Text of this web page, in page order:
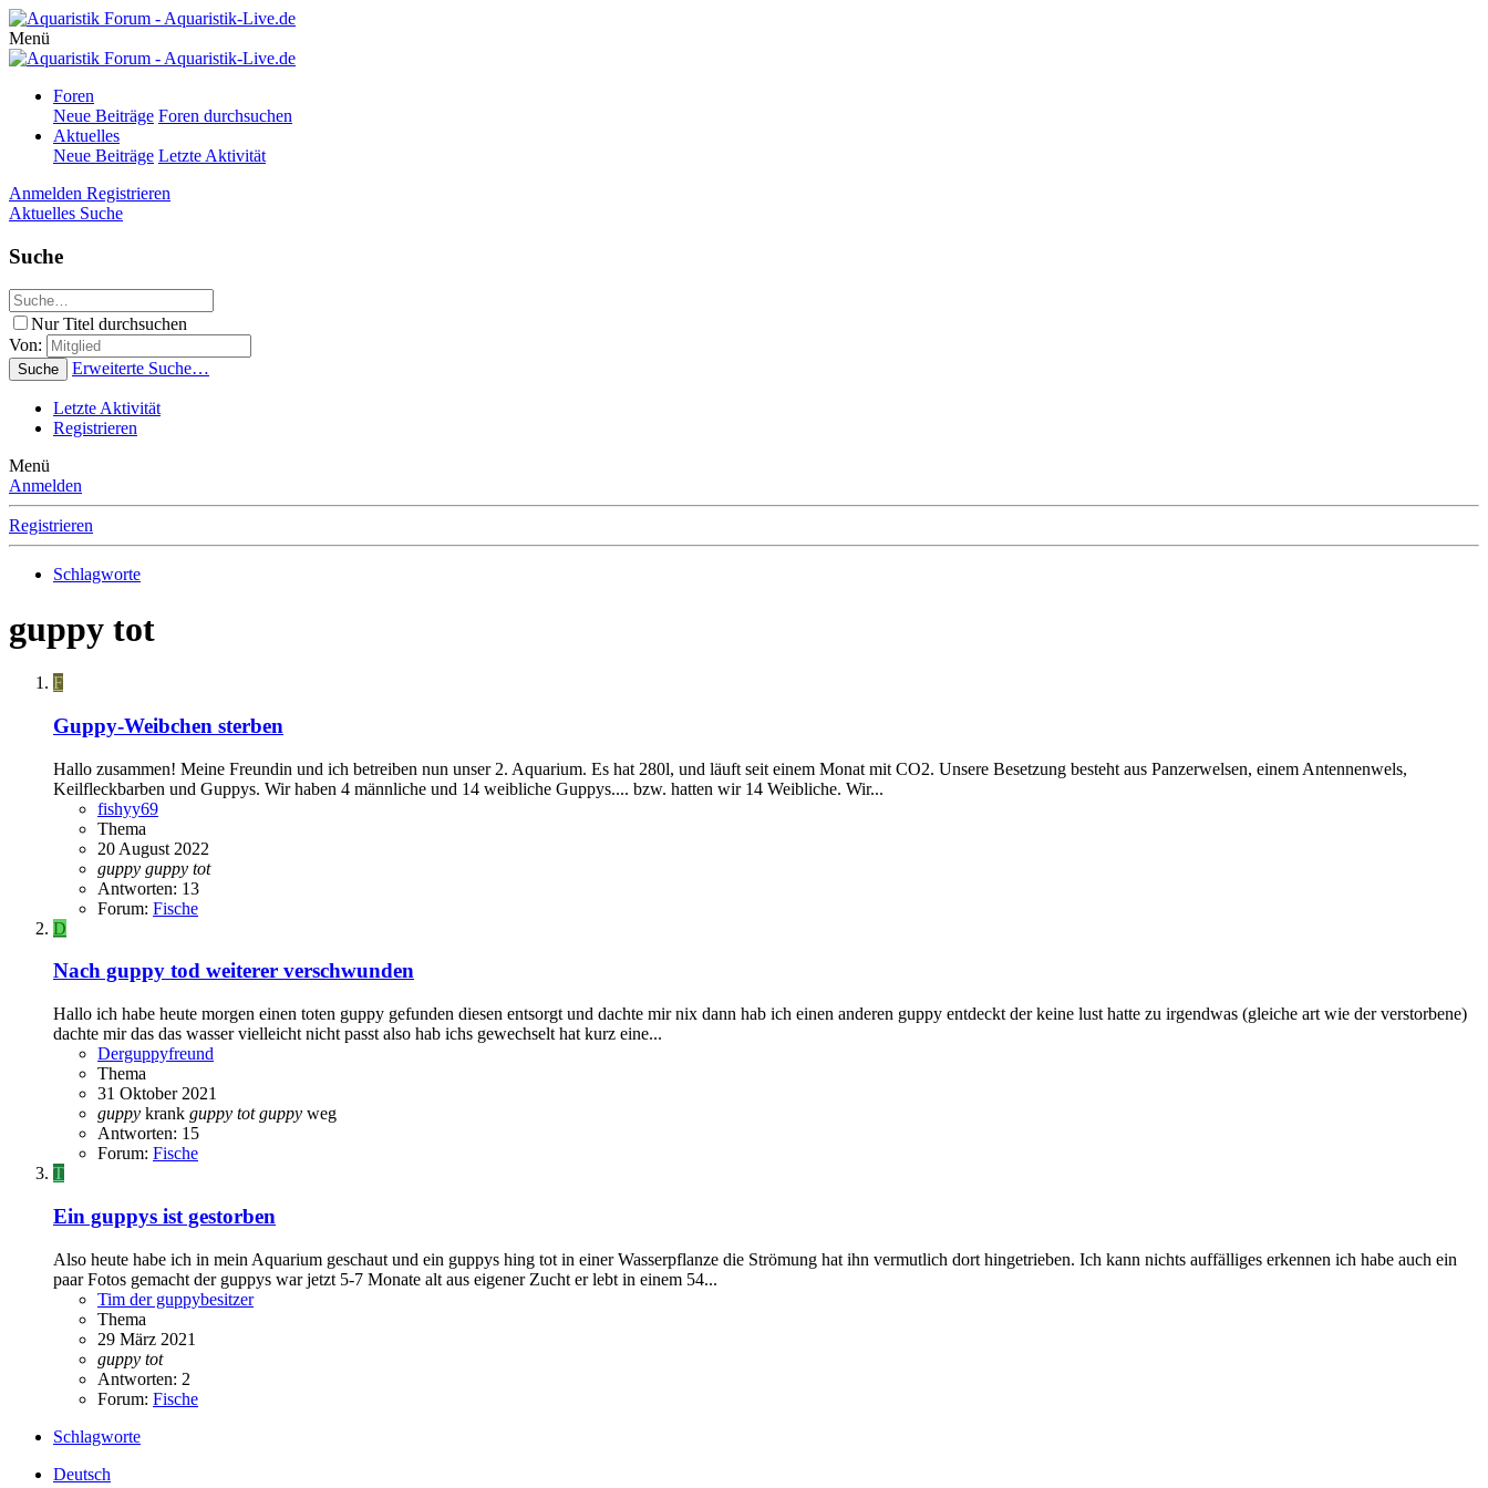
Menü
Foren
Neue Beiträge Foren durchsuchen
Aktuelles
Neue Beiträge Letzte Aktivität
Anmelden Registrieren
Aktuelles Suche
Suche
Nur Titel durchsuchen
Von:
Suche Erweiterte Suche…
Letzte Aktivität
Registrieren
Menü
Anmelden
Registrieren
Schlagworte
guppy tot
F
Guppy-Weibchen sterben
Hallo zusammen! Meine Freundin und ich betreiben nun unser 2. Aquarium. Es hat 280l, und läuft seit einem Monat mit CO2. Unsere Besetzung besteht aus Panzerwelsen, einem Antennenwels,
Keilfleckbarben und Guppys. Wir haben 4 männliche und 14 weibliche Guppys.... bzw. hatten wir 14 Weibliche. Wir...
fishyy69
Thema
20 August 2022
guppy guppy tot
Antworten: 13
Forum: Fische
D
Nach guppy tod weiterer verschwunden
Hallo ich habe heute morgen einen toten guppy gefunden diesen entsorgt und dachte mir nix dann hab ich einen anderen guppy entdeckt der keine lust hatte zu irgendwas (gleiche art wie der verstorbene)
dachte mir das das wasser vielleicht nicht passt also hab ichs gewechselt hat kurz eine...
Derguppyfreund
Thema
31 Oktober 2021
guppy krank guppy tot guppy weg
Antworten: 15
Forum: Fische
T
Ein guppys ist gestorben
Also heute habe ich in mein Aquarium geschaut und ein guppys hing tot in einer Wasserpflanze die Strömung hat ihn vermutlich dort hingetrieben. Ich kann nichts auffälliges erkennen ich habe auch ein
paar Fotos gemacht der guppys war jetzt 5-7 Monate alt aus eigener Zucht er lebt in einem 54...
Tim der guppybesitzer
Thema
29 März 2021
guppy tot
Antworten: 2
Forum: Fische
Schlagworte
Deutsch